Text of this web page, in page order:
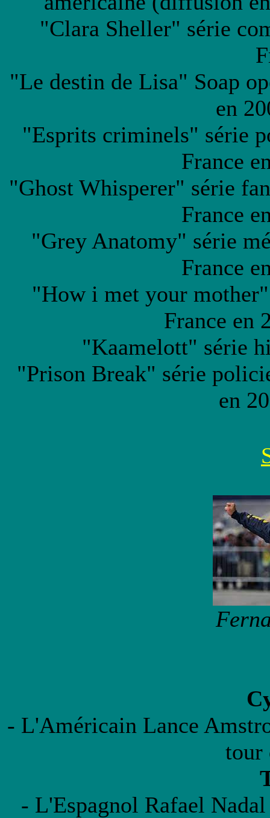
"Clara Sheller" série
"Le destin de Lisa" Soap
en
"Esprits criminels" série
France
"Ghost Whisperer" série
France
"Grey Anatomy" série
France
"How i met your
France en
"Kaamelott" série
"Prison Break" série
en
- L'Américain Lance
tour
- L'Espagnol Rafael